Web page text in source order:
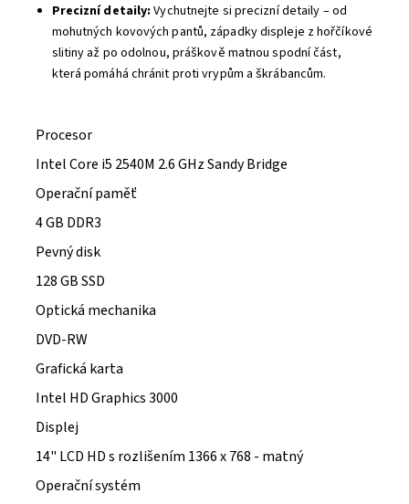
Precizní detaily: Vychutnejte si precizní detaily – od
mohutných kovových pantů, západky displeje z hořčíkové
slitiny až po odolnou, práškově matnou spodní část,
která pomáhá chránit proti vrypům a škrábancům.
Procesor
Intel Core i5 2540M 2.6 GHz Sandy Bridge
Operační paměť
4 GB DDR3
Pevný disk
128 GB SSD
Optická mechanika
DVD-RW
Grafická karta
Intel HD Graphics 3000
Displej
14" LCD HD s rozlišením 1366 x 768 - matný
Operační systém